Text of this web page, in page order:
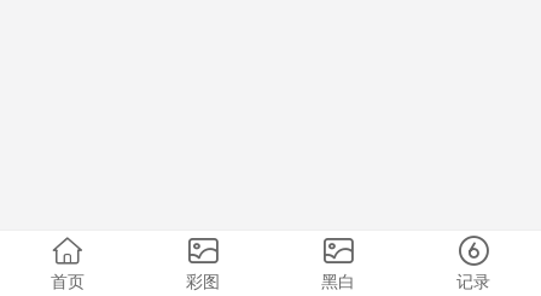
首页 彩图 黑白 记录